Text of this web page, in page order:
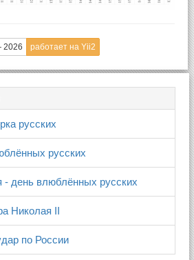
2026 работает на Yii2
русских
русских
- день влюблённых русских
Николая II
по России